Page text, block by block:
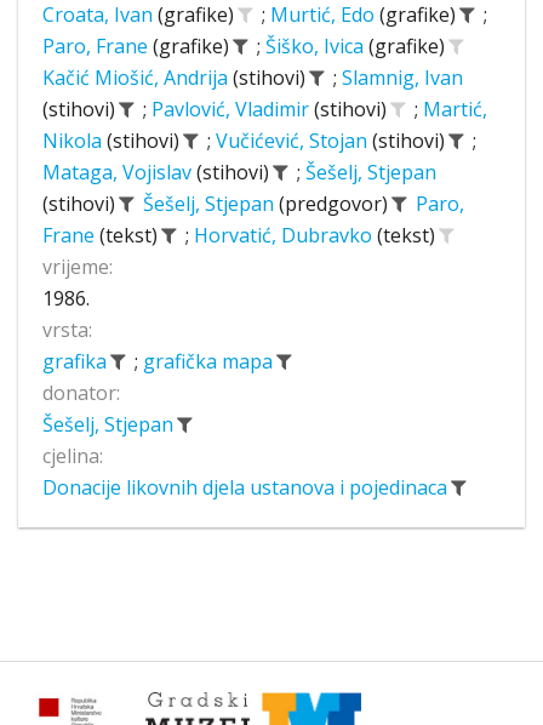
Croata, Ivan (grafike) ; Murtić, Edo (grafike)
;
Paro, Frane (grafike) ; Šiško, Ivica (grafike)
Kačić Miošić, Andrija (stihovi) ; Slamnig, Ivan
(stihovi)
; Pavlović, Vladimir(stihovi) ; Martić,
Nikola (stihovi) ; Vučićević, Stojan (stihovi)
;
Mataga, Vojislav(stihovi) ; Šešelj, Stjepan
(stihovi)
Šešelj, Stjepan (predgovor)
Paro,
Frane (tekst) ; Horvatić, Dubravko (tekst)
vrijeme:
1986.
vrsta:
grafika
; grafička mapa
donator:
Šešelj, Stjepan
cjelina:
Donacije likovnih djela ustanova i pojedinaca